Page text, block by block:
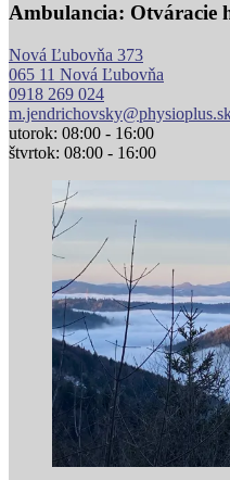
Ambulancia: Otváracie
Nová Ľubovňa 373
065 11 Nová Ľubovňa
0918 269 024
utorok: 08:00 - 16:00
štvrtok: 08:00 - 16:00